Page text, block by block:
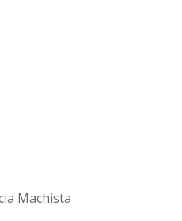
Machista